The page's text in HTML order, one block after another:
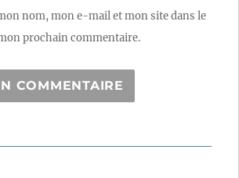
nom, mon e-mail et mon site dans le
prochain commentaire.